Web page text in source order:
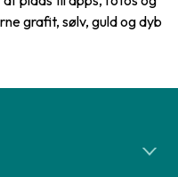
grafit, sølv, guld og dyb